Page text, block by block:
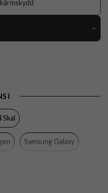
Trådlös laddning-kompatibel
Hårdplast (PC)
I
Skal
Samsung Galaxy